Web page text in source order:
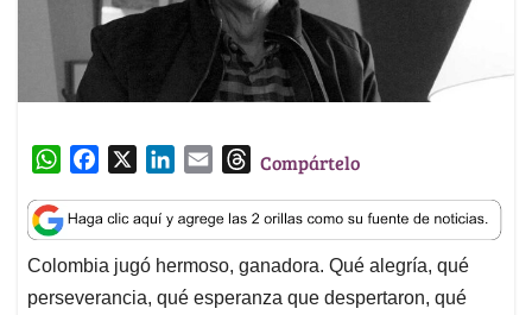
W
a
t
s
A
c
e
b
o
n
k
e
d
a
i
l
T
r
e
a
d
Compártelo
Colombia jugó hermoso, ganadora. Qué alegría, qué
perseverancia, qué esperanza que despertaron, qué